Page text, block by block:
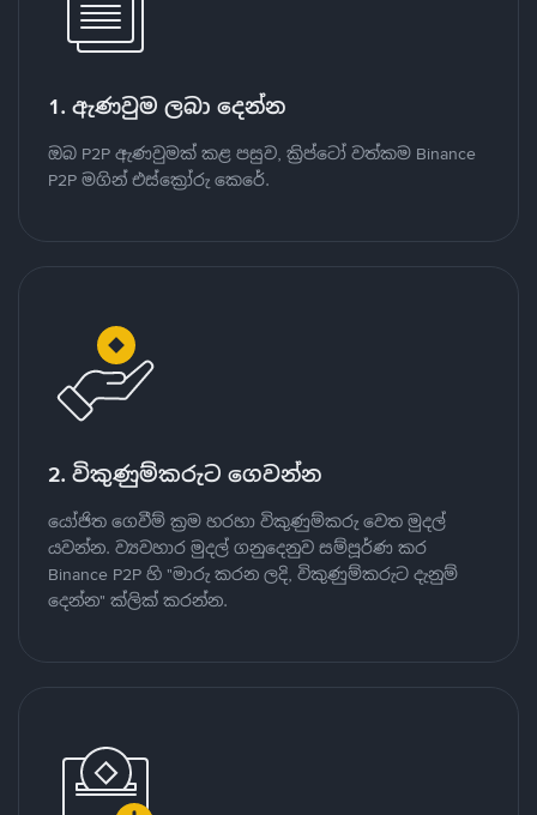
1. ඇණවුම ලබා දෙන්න
ඔබ P2P ඇණවුමක් කළ පසුව, ක්‍රිප්ටෝ වත්කම Binance
P2P මගින් එස්ක්‍රෝරු කෙරේ.
2. විකුණුම්කරුට ගෙවන්න
යෝජිත ගෙවීම් ක්‍රම හරහා විකුණුම්කරු වෙත මුදල්
යවන්න. ව්‍යවහාර මුදල් ගනුදෙනුව සම්පූර්ණ කර
Binance P2P හි "මාරු කරන ලදි, විකුණුම්කරුට දැනුම්
දෙන්න" ක්ලික් කරන්න.